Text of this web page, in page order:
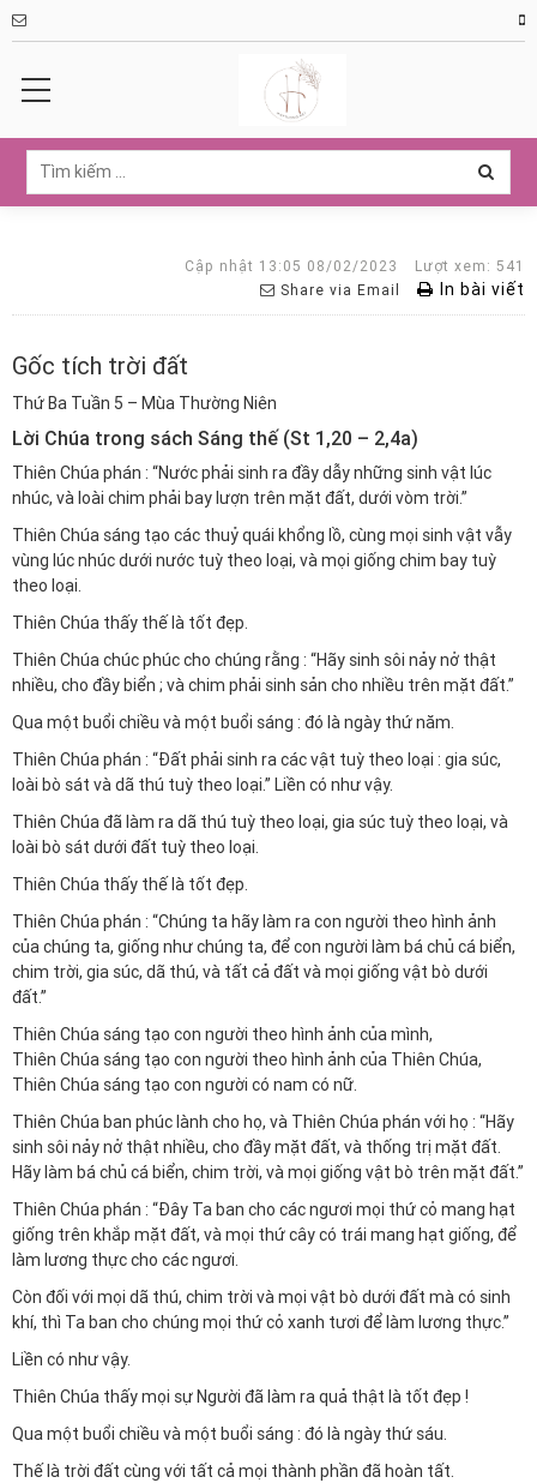
Cập nhật 13:05 08/02/2023
Lượt xem: 541
Share via Email
In bài viết
Gốc tích trời đất
Thứ Ba Tuần 5 – Mùa Thường Niên
Lời Chúa trong sách Sáng thế (St 1,20 – 2,4a)
Thiên Chúa phán : “Nước phải sinh ra đầy dẫy những sinh vật lúc
nhúc, và loài chim phải bay lượn trên mặt đất, dưới vòm trời.”
Thiên Chúa sáng tạo các thuỷ quái khổng lồ, cùng mọi sinh vật vẫy
vùng lúc nhúc dưới nước tuỳ theo loại, và mọi giống chim bay tuỳ
theo loại.
Thiên Chúa thấy thế là tốt đẹp.
Thiên Chúa chúc phúc cho chúng rằng : “Hãy sinh sôi nảy nở thật
nhiều, cho đầy biển ; và chim phải sinh sản cho nhiều trên mặt đất.”
Qua một buổi chiều và một buổi sáng : đó là ngày thứ năm.
Thiên Chúa phán : “Đất phải sinh ra các vật tuỳ theo loại : gia súc,
loài bò sát và dã thú tuỳ theo loại.” Liền có như vậy.
Thiên Chúa đã làm ra dã thú tuỳ theo loại, gia súc tuỳ theo loại, và
loài bò sát dưới đất tuỳ theo loại.
Thiên Chúa thấy thế là tốt đẹp.
Thiên Chúa phán : “Chúng ta hãy làm ra con người theo hình ảnh
của chúng ta, giống như chúng ta, để con người làm bá chủ cá biển,
chim trời, gia súc, dã thú, và tất cả đất và mọi giống vật bò dưới
đất.”
Thiên Chúa sáng tạo con người theo hình ảnh của mình,
Thiên Chúa sáng tạo con người theo hình ảnh của Thiên Chúa,
Thiên Chúa sáng tạo con người có nam có nữ.
Thiên Chúa ban phúc lành cho họ, và Thiên Chúa phán với họ : “Hãy
sinh sôi nảy nở thật nhiều, cho đầy mặt đất, và thống trị mặt đất.
Hãy làm bá chủ cá biển, chim trời, và mọi giống vật bò trên mặt đất.”
Thiên Chúa phán : “Đây Ta ban cho các ngươi mọi thứ cỏ mang hạt
giống trên khắp mặt đất, và mọi thứ cây có trái mang hạt giống, để
làm lương thực cho các ngươi.
Còn đối với mọi dã thú, chim trời và mọi vật bò dưới đất mà có sinh
khí, thì Ta ban cho chúng mọi thứ cỏ xanh tươi để làm lương thực.”
Liền có như vậy.
Thiên Chúa thấy mọi sự Người đã làm ra quả thật là tốt đẹp !
Qua một buổi chiều và một buổi sáng : đó là ngày thứ sáu.
Thế là trời đất cùng với tất cả mọi thành phần đã hoàn tất.